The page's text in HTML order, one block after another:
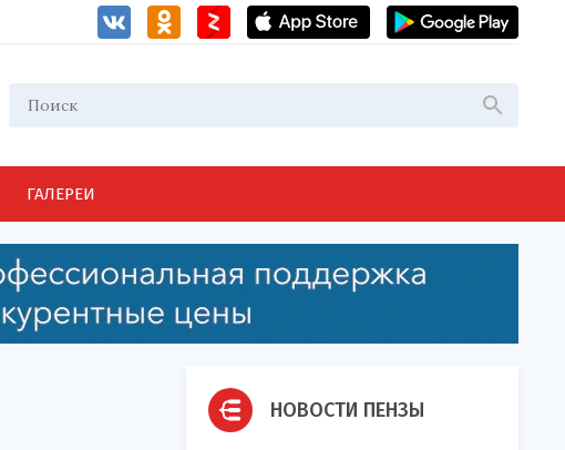
ГАЛЕРЕИ
НОВОСТИ ПЕНЗЫ